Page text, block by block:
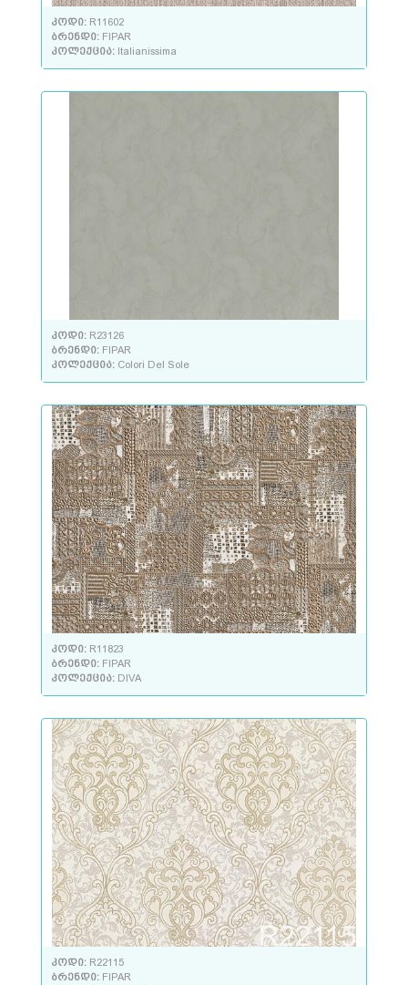
კოდი: R11602
ბრენდი: FIPAR
კოლექცია: Italianissima
კოდი: R23126
ბრენდი: FIPAR
კოლექცია: Colori Del Sole
კოდი: R11823
ბრენდი: FIPAR
კოლექცია: DIVA
კოდი: R22115
ბრენდი: FIPAR